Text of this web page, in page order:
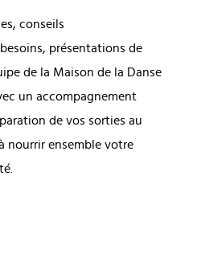
conseils
présentations de
de la Maison de la Danse
un accompagnement
de vos sorties au
nourrir ensemble votre